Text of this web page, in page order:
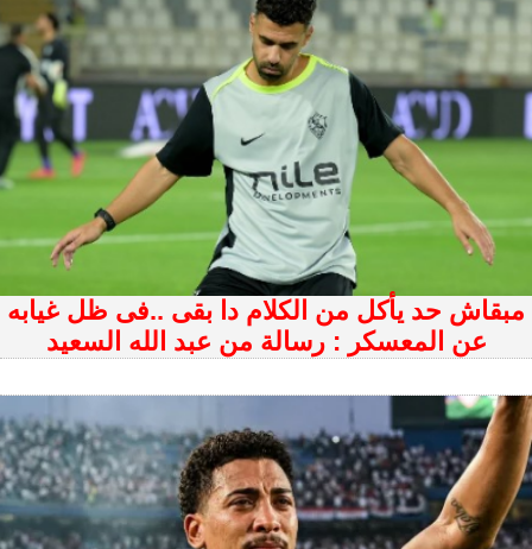
مبقاش حد يأكل من الكلام دا بقى ..فى ظل غيابه
عن المعسكر : رسالة من عبد الله السعيد